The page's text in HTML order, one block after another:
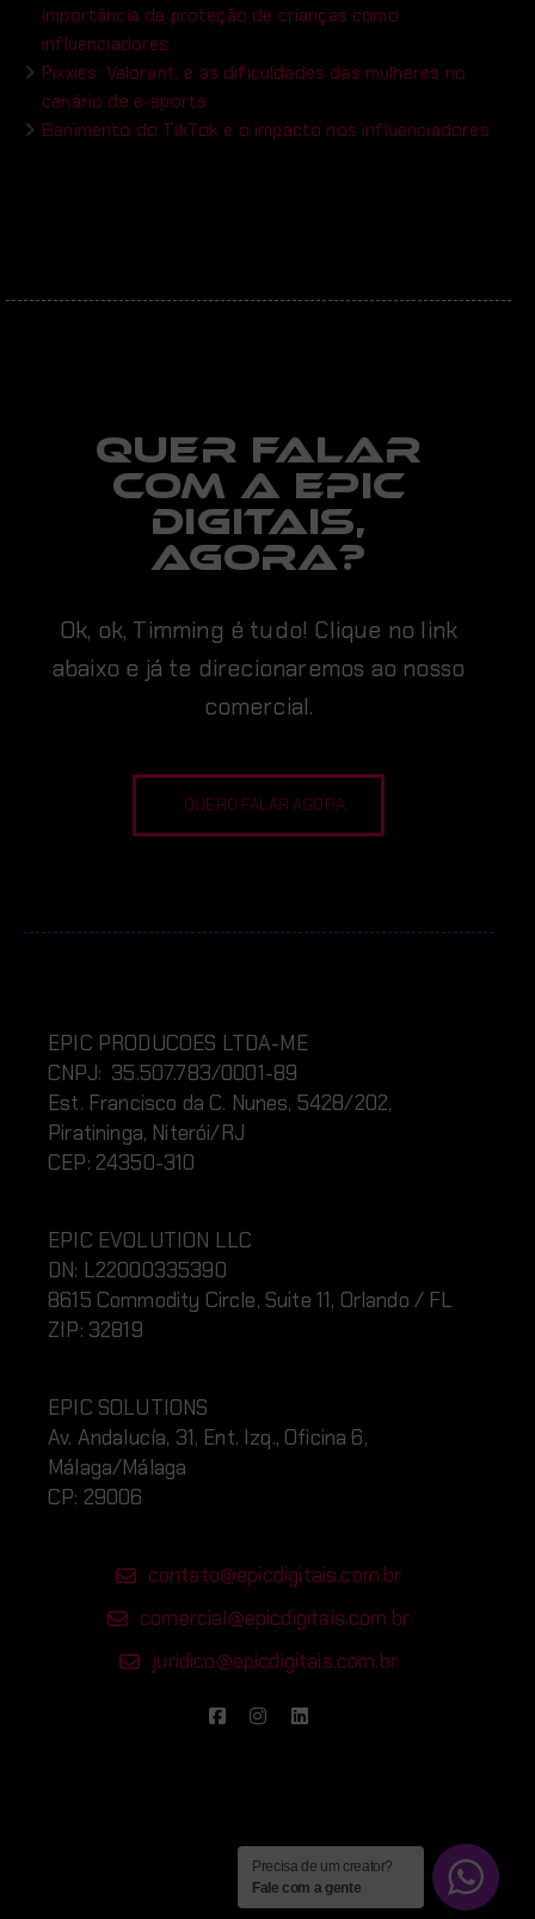
importância da proteção de crianças como
influenciadores
Pixxies: Valorant, e as dificuldades das mulheres no
cenário de e-sports.
Banimento do TikTok e o impacto nos influenciadores
Quer falar
com a EPIC
digitais,
AGORA?
Ok, ok, Timming é tudo! Clique no link
abaixo e já te direcionaremos ao nosso
comercial.
QUERO FALAR AGORA
EPIC PRODUCOES LTDA-ME
CNPJ: 35.507.783/0001-89
Est. Francisco da C. Nunes, 5428/202,
Piratininga, Niterói/RJ
CEP: 24350-310
EPIC EVOLUTION LLC
DN: L22000335390
8615 Commodity Circle, Suite 11, Orlando / FL
ZIP: 32819
EPIC SOLUTIONS
Av. Andalucía, 31, Ent. Izq., Oficina 6,
Málaga/Málaga
CP: 29006
contato@epicdigitais.com.br
comercial@epicdigitais.com.br
juridico@epicdigitais.com.br
Precisa de um creator?
Fale com a gente